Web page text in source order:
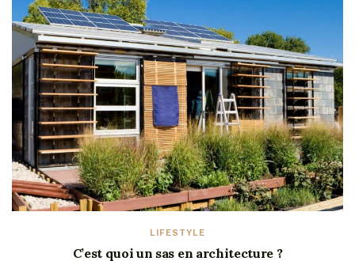
LIFESTYLE
C’est quoi un sas en architecture ?